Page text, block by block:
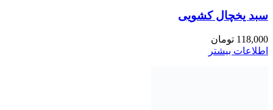
سبد یخچال کشویی
118,000 تومان
اطلاعات بیشتر